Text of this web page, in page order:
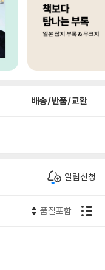
배송/반품/교환
알림신청
품절포함